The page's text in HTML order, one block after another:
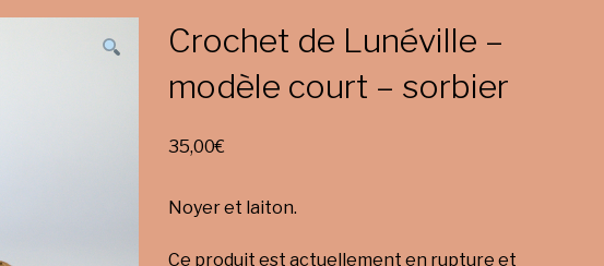
Crochet de Lunéville –
modèle court – sorbier
35,00€
Noyer et laiton.
Ce produit est actuellement en rupture et